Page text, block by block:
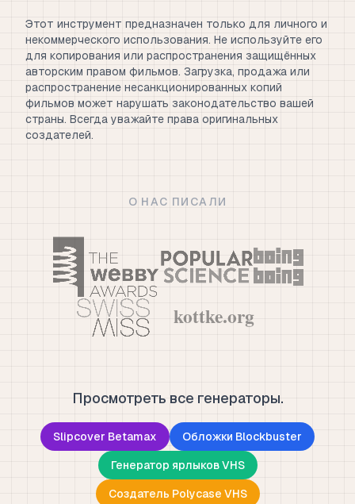
Этот инструмент предназначен только для личного и
некоммерческого использования. Не используйте его
для копирования или распространения защищённых
авторским правом фильмов. Загрузка, продажа или
распространение несанкционированных копий
фильмов может нарушать законодательство вашей
страны. Всегда уважайте права оригинальных
создателей.
О НАС ПИСАЛИ
Просмотреть все генераторы.
Slipcover Betamax
Обложки Blockbuster
Генератор ярлыков VHS
Создатель Polycase VHS